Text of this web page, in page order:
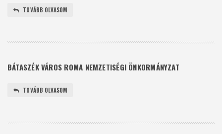
TOVÁBB OLVASOM
BÁTASZÉK VÁROS ROMA NEMZETISÉGI ÖNKORMÁNYZAT
TOVÁBB OLVASOM